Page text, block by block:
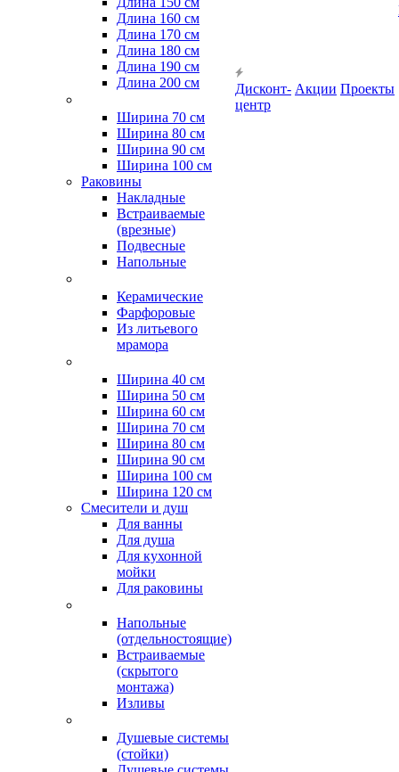
Длина 160 см
Длина 170 см
Длина 180 см
Длина 190 см
Длина 200 см
Ширина 70 см
Ширина 80 см
Ширина 90 см
Ширина 100 см
Раковины
Накладные
Встраиваемые
(врезные)
Подвесные
Напольные
Керамические
Фарфоровые
Из литьевого
мрамора
Ширина 40 см
Ширина 50 см
Ширина 60 см
Ширина 70 см
Ширина 80 см
Ширина 90 см
Ширина 100 см
Ширина 120 см
Смесители и душ
Для ванны
Для душа
Для кухонной
мойки
Для раковины
Напольные
(отдельностоящие)
Встраиваемые
(скрытого
монтажа)
Изливы
Душевые системы
(стойки)
Дисконт-
центр
Акции Проекты